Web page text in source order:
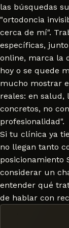
las búsquedas
"ortodoncia
cerca de mí".
específicas,
online, marca la
hoy o se quede
mucho mostrar
reales: en salud,
concretos, no
profesionalidad".
Si tu clínica ya
no llegan tanto
posicionamiento
considerar un
entender qué
de hablar con